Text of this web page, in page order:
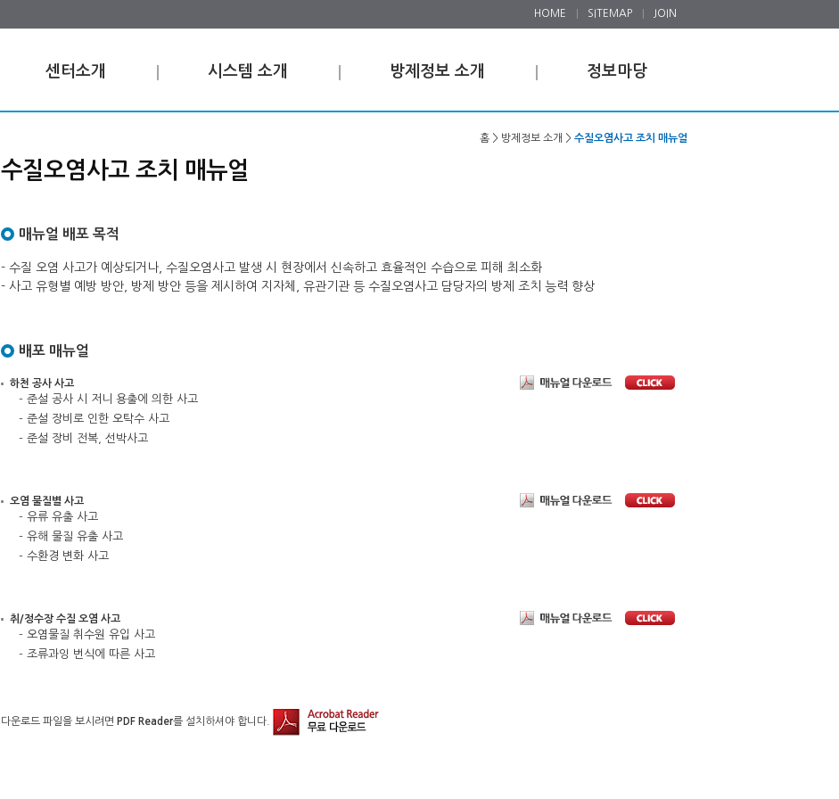
HOME SITEMAP JOIN
센터소개 시스템 소개 방제정보 소개 정보마당
홈 > 방제정보 소개 > 수질오염사고 조치 매뉴얼
수질오염사고 조치 매뉴얼
매뉴얼 배포 목적
- 수질 오염 사고가 예상되거나, 수질오염사고 발생 시 현장에서 신속하고 효율적인 수습으로 피해 최소화
- 사고 유형별 예방 방안, 방제 방안 등을 제시하여 지자체, 유관기관 등 수질오염사고 담당자의 방제 조치 능력 향상
배포 매뉴얼
하천 공사 사고
- 준설 공사 시 저니 용출에 의한 사고
- 준설 장비로 인한 오탁수 사고
- 준설 장비 전복, 선박사고
오염 물질별 사고
- 유류 유출 사고
- 유해 물질 유출 사고
- 수환경 변화 사고
취/정수장 수질 오염 사고
- 오염물질 취수원 유입 사고
- 조류과잉 번식에 따른 사고
다운로드 파일을 보시려면 PDF Reader를 설치하셔야 합니다.